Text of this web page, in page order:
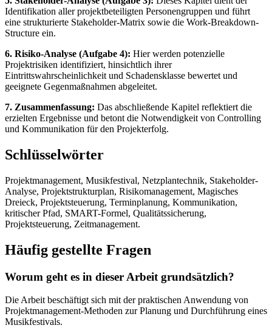
Identifikation aller projektbeteiligten Personengruppen und führt
eine strukturierte Stakeholder-Matrix sowie die Work-Breakdown-
Structure ein.
6. Risiko-Analyse (Aufgabe 4): Hier werden potenzielle
Projektrisiken identifiziert, hinsichtlich ihrer
Eintrittswahrscheinlichkeit und Schadensklasse bewertet und
geeignete Gegenmaßnahmen abgeleitet.
7. Zusammenfassung: Das abschließende Kapitel reflektiert die
erzielten Ergebnisse und betont die Notwendigkeit von Controlling
und Kommunikation für den Projekterfolg.
Schlüsselwörter
Projektmanagement, Musikfestival, Netzplantechnik, Stakeholder-
Analyse, Projektstrukturplan, Risikomanagement, Magisches
Dreieck, Projektsteuerung, Terminplanung, Kommunikation,
kritischer Pfad, SMART-Formel, Qualitätssicherung,
Projektsteuerung, Zeitmanagement.
Häufig gestellte Fragen
Worum geht es in dieser Arbeit grundsätzlich?
Die Arbeit beschäftigt sich mit der praktischen Anwendung von
Projektmanagement-Methoden zur Planung und Durchführung eines
Musikfestivals.